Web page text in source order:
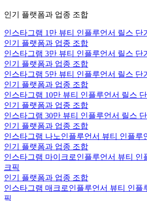
인기 플랫폼과 업종 조합
인스타그램 1만 뷰티 인플루언서 릴스 단
인기 플랫폼과 업종 조합
인스타그램 3만 뷰티 인플루언서 릴스 단
인기 플랫폼과 업종 조합
인스타그램 5만 뷰티 인플루언서 릴스 단
인기 플랫폼과 업종 조합
인스타그램 10만 뷰티 인플루언서 릴스
인기 플랫폼과 업종 조합
인스타그램 30만 뷰티 인플루언서 릴스
인기 플랫폼과 업종 조합
인스타그램 나노인플루언서 뷰티 인플루
인기 플랫폼과 업종 조합
인스타그램 마이크로인플루언서 뷰티 인
크픽
인기 플랫폼과 업종 조합
인스타그램 매크로인플루언서 뷰티 인플
픽